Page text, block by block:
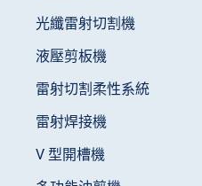
光纖雷射切割機
液壓剪板機
雷射切割柔性系統
雷射焊接機
V 型開槽機